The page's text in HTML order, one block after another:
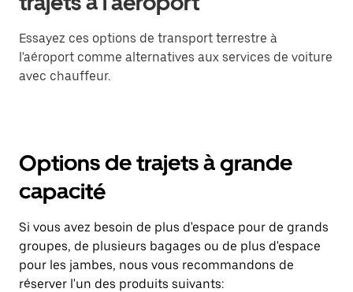
Essayez ces options de transport terrestre à
l'aéroport comme alternatives aux services de voiture
avec chauffeur.
Options de trajets à grande
capacité
Si vous avez besoin de plus d'espace pour de grands
groupes, de plusieurs bagages ou de plus d'espace
pour les jambes, nous vous recommandons de
réserver l'un des produits suivants: